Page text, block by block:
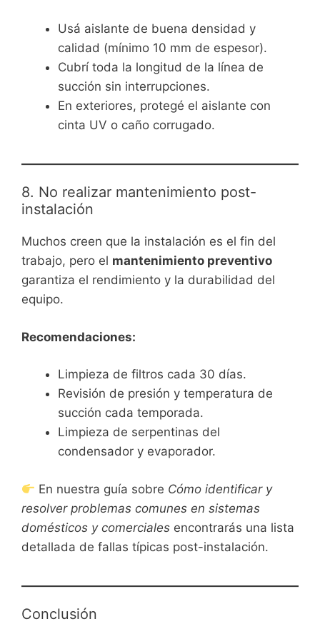
Usá aislante de buena densidad y
calidad (mínimo 10 mm de espesor).
Cubrí toda la longitud de la línea de
succión sin interrupciones.
En exteriores, protegé el aislante con
cinta UV o caño corrugado.
8. No realizar mantenimiento post-
instalación
Muchos creen que la instalación es el fin del
trabajo, pero el mantenimiento preventivo
garantiza el rendimiento y la durabilidad del
equipo.
Recomendaciones:
Limpieza de filtros cada 30 días.
Revisión de presión y temperatura de
succión cada temporada.
Limpieza de serpentinas del
condensador y evaporador.
En nuestra guía sobre Cómo identificar y
resolver problemas comunes en sistemas
domésticos y comerciales encontrarás una lista
detallada de fallas típicas post-instalación.
Conclusión